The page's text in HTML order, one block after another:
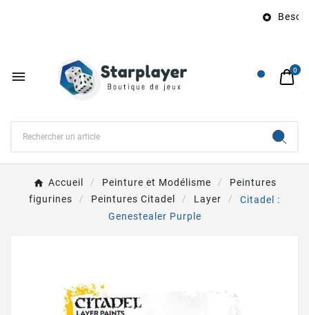

 0
Accueil Peinture et Modélisme
Peintures
figurines
Peintures Citadel Layer
Citadel :
Genestealer Purple